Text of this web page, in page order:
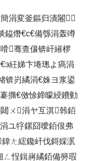
涓変釜鏂归潰闂
鎰熸€с€備綔涓轰竴
骞查儴锛屽繀椤
紝娣卞埢璁よ瘑涓
锛岃繘涓€姝ヨ浆鍙
撱€傚悇鍗曚綅鐨勭
ㄨ涓ヤ互淇韩銆
ユ牸鏍囧噯銆佷弗
ㄤ綋鑱屽伐鎶婇泦
ㄥ悜鍓嶈繘銆備簩瑕